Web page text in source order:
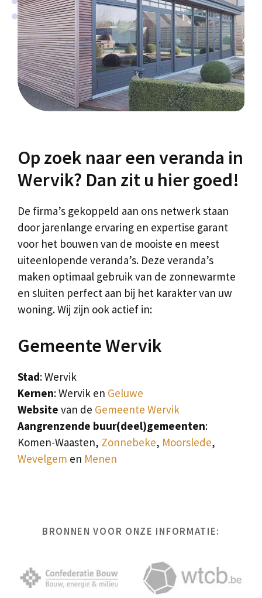
Op zoek naar een veranda in
Wervik? Dan zit u hier goed!
De firma’s gekoppeld aan ons netwerk staan
door jarenlange ervaring en expertise garant
voor het bouwen van de mooiste en meest
uiteenlopende veranda’s. Deze veranda’s
maken optimaal gebruik van de zonnewarmte
en sluiten perfect aan bij het karakter van uw
woning. Wij zijn ook actief in:
Gemeente Wervik
Stad: Wervik
Kernen: Wervik en Geluwe
Website van de Gemeente Wervik
Aangrenzende buur(deel)gemeenten:
Komen-Waasten, Zonnebeke, Moorslede,
Wevelgem en Menen
BRONNEN VOOR ONZE INFORMATIE: